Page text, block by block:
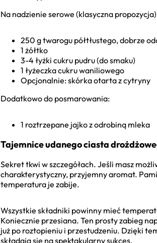
Na nadzienie serowe (klasyczna
250 g twarogu półtłustego, dobrze
1 żółtko
3-4 łyżki cukru pudru (do smaku)
1 łyżeczka cukru waniliowego
Opcjonalnie: skórka otarta z cytryny
Dodatkowo do posmarowania:
1 roztrzepane jajko z odrobiną mleka
Tajemnice udanego ciasta
Sekret tkwi w szczegółach. Jeśli masz
charakterystyczny, przyjemny aromat.
temperatura je zabije.
Wszystkie składniki powinny mieć
Koniecznie przesiana. Ten prosty zabieg
już po roztopieniu i przestudzeniu. Dzięki
składają się na spektakularny sukces.